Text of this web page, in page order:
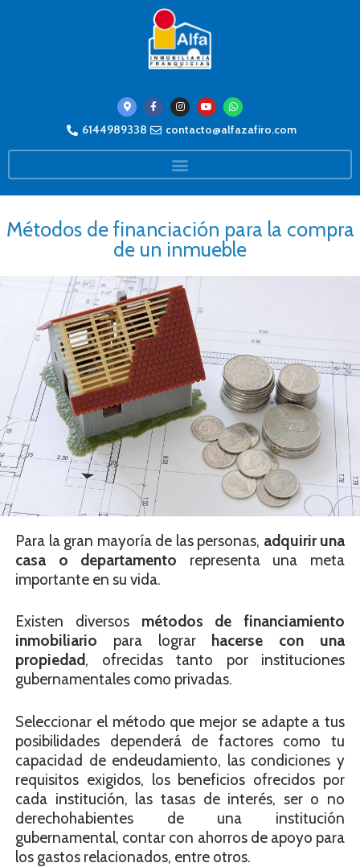
6144989338 contacto@alfazafiro.com
Métodos de financiación para la compra
de un inmueble
Para la gran mayoría de las personas, adquirir una
casa o departamento representa una meta
importante en su vida.
Existen diversos métodos de financiamiento
inmobiliario para lograr
hacerse con una
propiedad, ofrecidas tanto por instituciones
gubernamentales como privadas.
Seleccionar el método que mejor se adapte a tus
posibilidades dependerá de factores como tu
capacidad de endeudamiento, las condiciones y
requisitos exigidos, los beneficios ofrecidos por
cada institución, las tasas de interés, ser o no
derechohabientes de una institución
gubernamental, contar con ahorros de apoyo para
los gastos relacionados, entre otros.